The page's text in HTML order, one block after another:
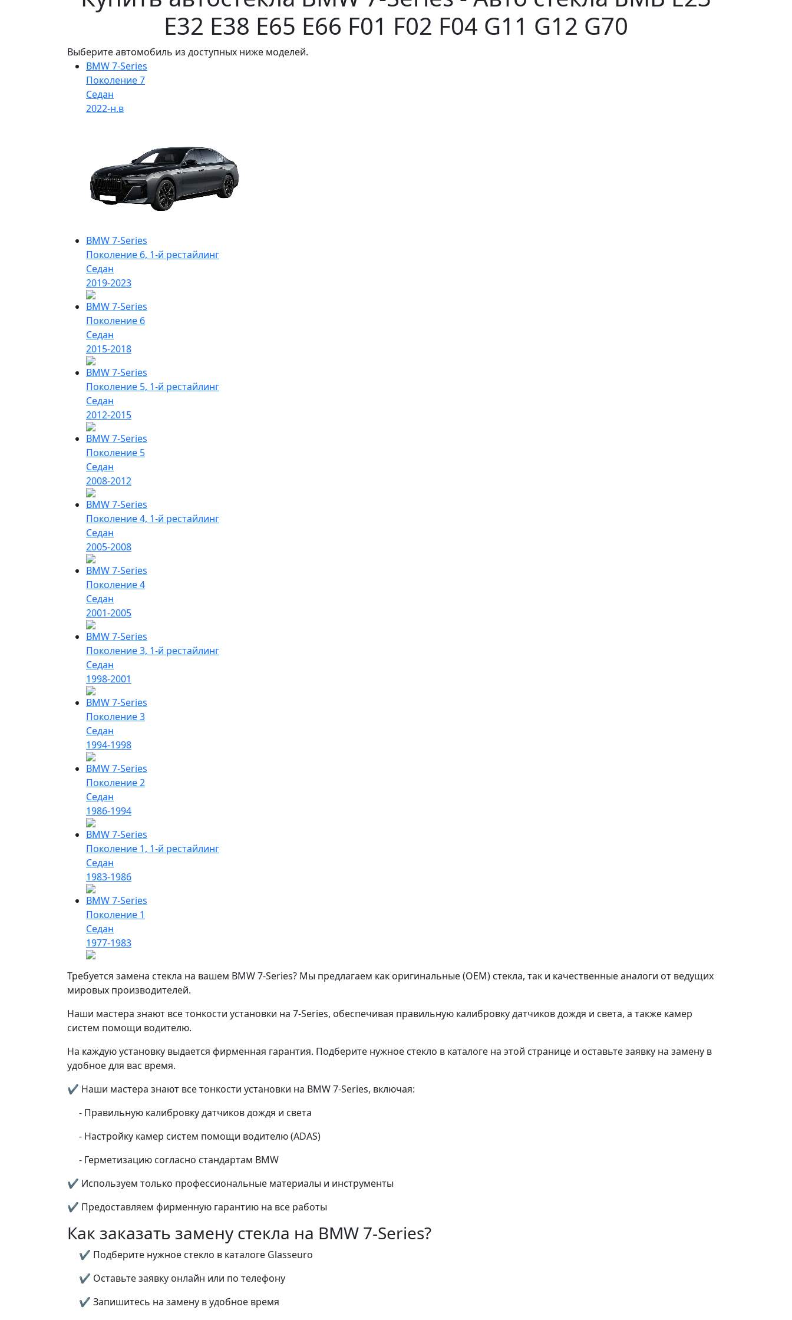
E32 E38 E65 E66 F01 F02 F04 G11 G12 G70
Выберите автомобиль из доступных ниже моделей.
BMW 7-Series
Поколение 7
Седан
2022-н.в
BMW 7-Series
Поколение 6, 1-й рестайлинг
Седан
2019-2023
BMW 7-Series
Поколение 6
Седан
2015-2018
BMW 7-Series
Поколение 5, 1-й рестайлинг
Седан
2012-2015
BMW 7-Series
Поколение 5
Седан
2008-2012
BMW 7-Series
Поколение 4, 1-й рестайлинг
Седан
2005-2008
BMW 7-Series
Поколение 4
Седан
2001-2005
BMW 7-Series
Поколение 3, 1-й рестайлинг
Седан
1998-2001
BMW 7-Series
Поколение 3
Седан
1994-1998
BMW 7-Series
Поколение 2
Седан
1986-1994
BMW 7-Series
Поколение 1, 1-й рестайлинг
Седан
1983-1986
BMW 7-Series
Поколение 1
Седан
1977-1983
Требуется замена стекла на вашем BMW 7-Series? Мы предлагаем как оригинальные (OEM) стекла, так и качественные аналоги от ведущих
мировых производителей.
Наши мастера знают все тонкости установки на 7-Series, обеспечивая правильную калибровку датчиков дождя и света, а также камер
систем помощи водителю.
На каждую установку выдается фирменная гарантия. Подберите нужное стекло в каталоге на этой странице и оставьте заявку на замену в
удобное для вас время.
✔ Наши мастера знают все тонкости установки на BMW 7-Series, включая:
- Правильную калибровку датчиков дождя и света
- Настройку камер систем помощи водителю (ADAS)
- Герметизацию согласно стандартам BMW
✔ Используем только профессиональные материалы и инструменты
✔ Предоставляем фирменную гарантию на все работы
Как заказать замену стекла на BMW 7-Series?
✔ Подберите нужное стекло в каталоге Glasseuro
✔ Оставьте заявку онлайн или по телефону
✔ Запишитесь на замену в удобное время